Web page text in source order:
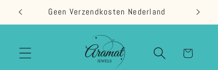
naar de
content
Geen Verzendkosten Nederland